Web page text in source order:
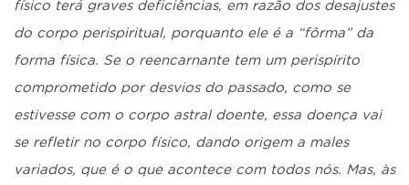
físico terá graves deficiências, em razão dos desajustes
do corpo perispiritual, porquanto ele é a “fôrma” da
forma física. Se o reencarnante tem um perispírito
comprometido por desvios do passado, como se
estivesse com o corpo astral doente, essa doença vai
se refletir no corpo físico, dando origem a males
variados, que é o que acontece com todos nós. Mas, às